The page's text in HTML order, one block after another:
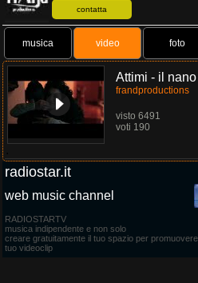
contatta
musica video foto
Attimi - il
frandproductions
visto 6491
voti 190
radiostar.it
web music channel
RADIOSTARTV
musica indipendente e non solo
creare gratuitamente il tuo spazio per
tuo videoclip